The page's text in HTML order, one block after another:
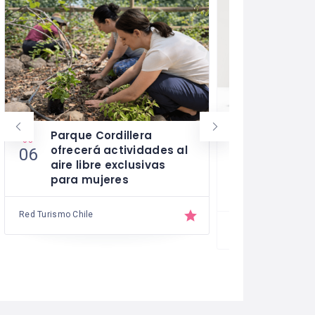
03
06
Parque Cordillera
ofrecerá actividades al
aire libre exclusivas
para mujeres
Red Turismo Chile